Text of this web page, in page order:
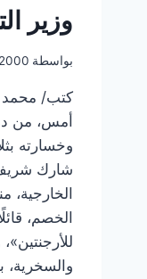
وزير
بواسطة
كتب/ محمد
وخسارته
شارك شريف
الخارجية،
الخصم،